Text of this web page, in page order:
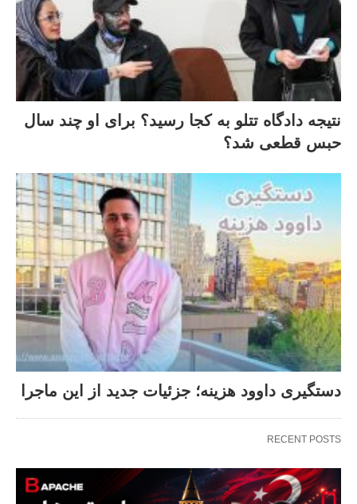
نتیجه دادگاه تتلو به کجا رسید؟ برای او چند سال
حبس قطعی شد؟
دستگیری داوود هزینه؛ جزئیات جدید از این ماجرا
RECENT POSTS